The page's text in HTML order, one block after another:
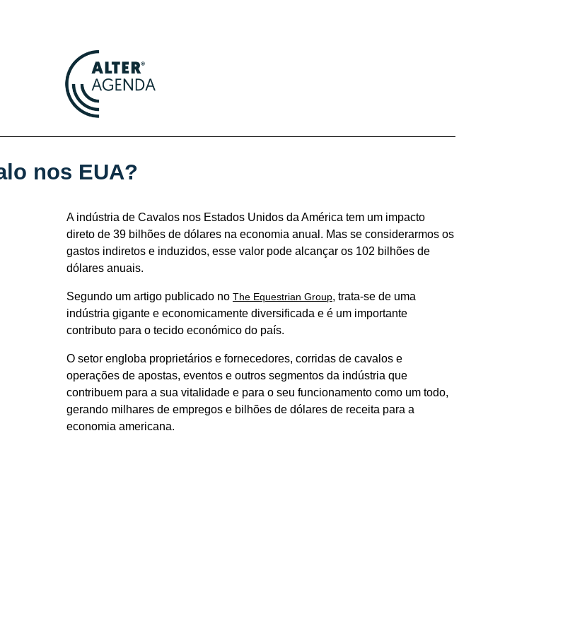
nos EUA?
A indústria de Cavalos nos Estados Unidos da América tem um impacto
direto de 39 bilhões de dólares na economia anual. Mas se considerarmos os
gastos indiretos e induzidos, esse valor pode alcançar os 102 bilhões de
dólares anuais.
Segundo um artigo publicado no The Equestrian Group, trata-se de uma
indústria gigante e economicamente diversificada e é um importante
contributo para o tecido económico do país.
O setor engloba proprietários e fornecedores, corridas de cavalos e
operações de apostas, eventos e outros segmentos da indústria que
contribuem para a sua vitalidade e para o seu funcionamento como um todo,
gerando milhares de empregos e bilhões de dólares de receita para a
economia americana.